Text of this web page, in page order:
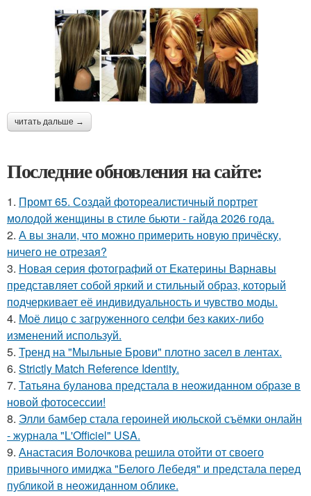
читать дальше →
Последние обновления на сайте:
1. Промт 65. Создай фотореалистичный портрет
молодой женщины в стиле бьюти - гайда 2026 года.
2. А вы знали, что можно примерить новую причёску,
ничего не отрезая?
3. Новая серия фотографий от Екатерины Варнавы
представляет собой яркий и стильный образ, который
подчеркивает её индивидуальность и чувство моды.
4. Моё лицо с загруженного селфи без каких-либо
изменений используй.
5. Тренд на "Мыльные Брови" плотно засел в лентах.
6. Strictly Match Reference Identity.
7. Татьяна буланова предстала в неожиданном образе в
новой фотосессии!
8. Элли бамбер стала героиней июльской съёмки онлайн
- журнала "L'Officiel" USA.
9. Анастасия Волочкова решила отойти от своего
привычного имиджа "Белого Лебедя" и предстала перед
публикой в неожиданном облике.